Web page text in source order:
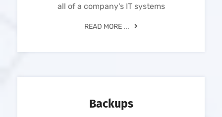
all of a company's IT systems
READ MORE ...
Backups